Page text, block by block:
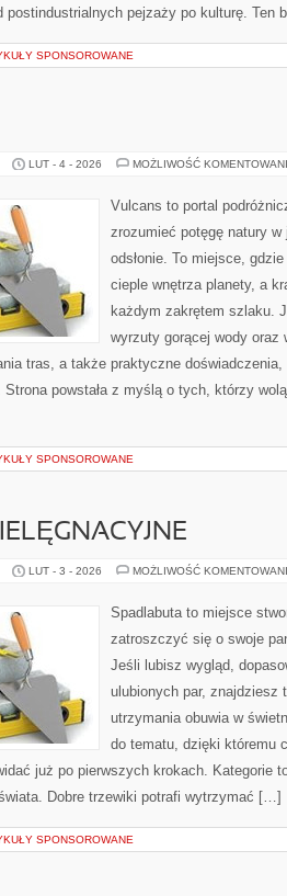
postindustrialnych pejzaży po kulturę. Ten
SPONSOROWANE
LUT - 4 - 2026 MOŻLIWOŚĆ
Vulcans to portal
zrozumieć potęgę natury w
odsłonie. To miejsce,
cieple wnętrza planety, a
każdym zakrętem szlaku.
wyrzuty gorącej wody oraz
tras, a także praktyczne
Strona powstała z myślą o tych, którzy
SPONSOROWANE
LUT - 3 - 2026 MOŻLIWOŚĆ
Spadlabuta to miejsce
zatroszczyć się o swoje
Jeśli lubisz wygląd,
ulubionych par, znajdziesz
utrzymania obuwia w
do tematu, dzięki któremu
już po pierwszych krokach. Kategorie
Dobre trzewiki potrafi wytrzymać […]
SPONSOROWANE